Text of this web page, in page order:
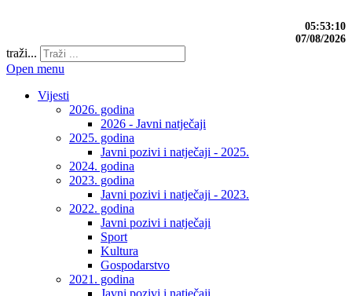
05:53:11
07/08/2026
traži...
Open menu
Vijesti
2026. godina
2026 - Javni natječaji
2025. godina
Javni pozivi i natječaji - 2025.
2024. godina
2023. godina
Javni pozivi i natječaji - 2023.
2022. godina
Javni pozivi i natječaji
Sport
Kultura
Gospodarstvo
2021. godina
Javni pozivi i natječaji